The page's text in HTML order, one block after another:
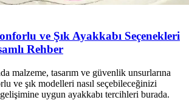
ve Şık Ayakkabı Seçenekleri
Rehber
malzeme, tasarım ve güvenlik unsurlarına
ve şık modelleri nasıl seçebileceğinizi
uygun ayakkabı tercihleri burada.